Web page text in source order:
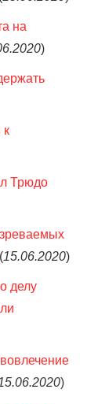
на
)
к
Трюдо
(15.06.2020)
делу
)